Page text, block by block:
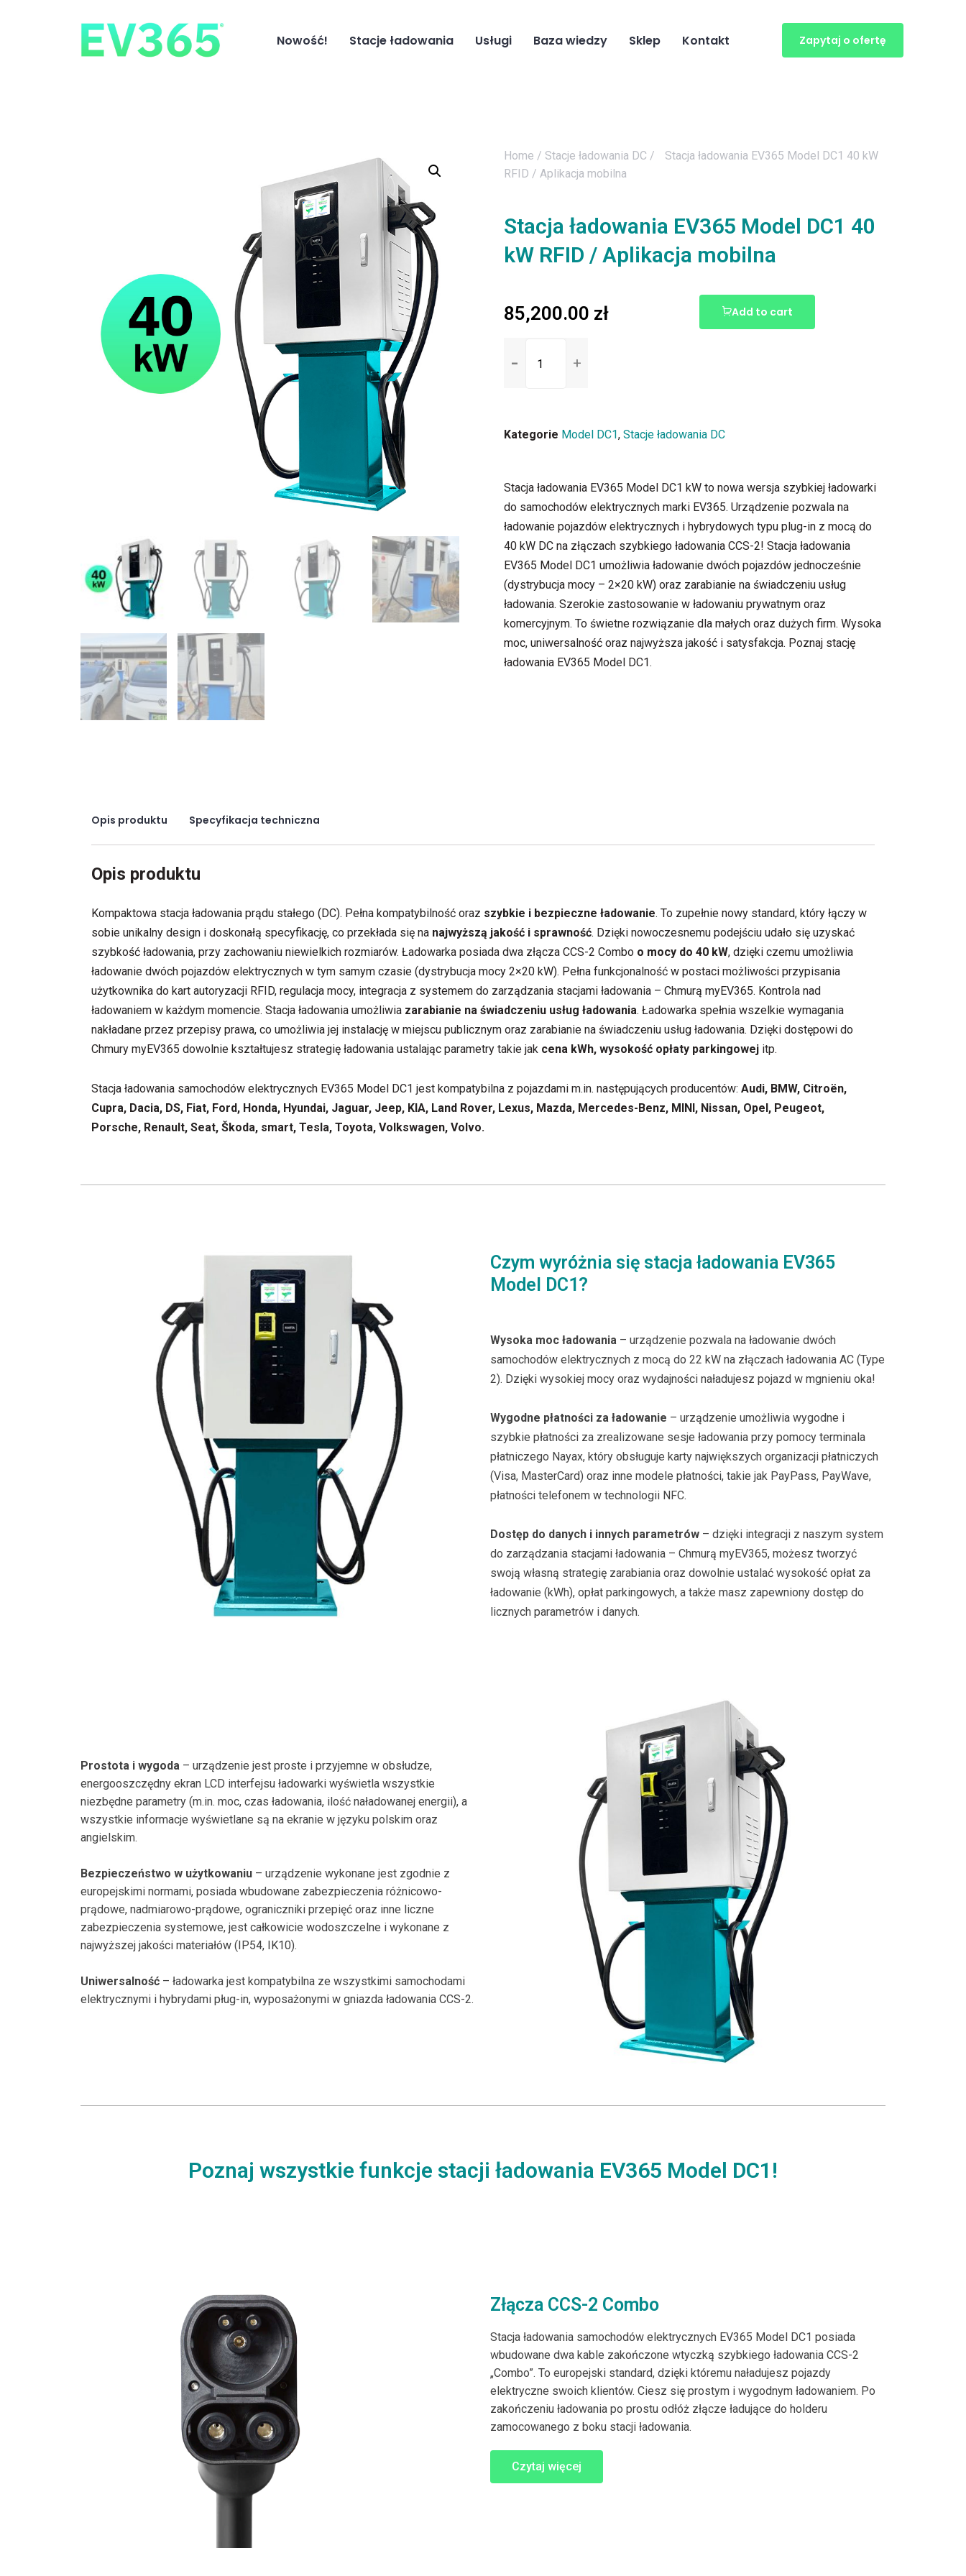
Nowość! Stacje ładowania Usługi Baza wiedzy Sklep Kontakt Zapytaj o ofertę
Home / Stacje ładowania DC /
Stacja ładowania EV365 Model DC1 40 kW
RFID / Aplikacja mobilna
Stacja ładowania EV365 Model DC1 40
kW RFID / Aplikacja mobilna
85,200.00 zł Add to cart
Kategorie Model DC1, Stacje ładowania DC
Stacja ładowania EV365 Model DC1 kW to nowa wersja szybkiej ładowarki
do samochodów elektrycznych marki EV365. Urządzenie pozwala na
ładowanie pojazdów elektrycznych i hybrydowych typu plug-in z mocą do
40 kW DC na złączach szybkiego ładowania CCS-2! Stacja ładowania
EV365 Model DC1 umożliwia ładowanie dwóch pojazdów jednocześnie
(dystrybucja mocy – 2×20 kW) oraz zarabianie na świadczeniu usług
ładowania. Szerokie zastosowanie w ładowaniu prywatnym oraz
komercyjnym. To świetne rozwiązanie dla małych oraz dużych firm. Wysoka
moc, uniwersalność oraz najwyższa jakość i satysfakcja. Poznaj stację
ładowania EV365 Model DC1.
Specyfikacja techniczna
Opis produktu
Kompaktowa stacja ładowania prądu stałego (DC). Pełna kompatybilność oraz szybkie i bezpieczne ładowanie. To zupełnie nowy standard, który łączy w
sobie unikalny design i doskonałą specyfikację, co przekłada się na najwyższą jakość i sprawność. Dzięki nowoczesnemu podejściu udało się uzyskać
szybkość ładowania, przy zachowaniu niewielkich rozmiarów. Ładowarka posiada dwa złącza CCS-2 Combo o mocy do 40 kW, dzięki czemu umożliwia
ładowanie dwóch pojazdów elektrycznych w tym samym czasie (dystrybucja mocy 2×20 kW). Pełna funkcjonalność w postaci możliwości przypisania
użytkownika do kart autoryzacji RFID, regulacja mocy, integracja z systemem do zarządzania stacjami ładowania – Chmurą myEV365. Kontrola nad
ładowaniem w każdym momencie. Stacja ładowania umożliwia zarabianie na świadczeniu usług ładowania. Ładowarka spełnia wszelkie wymagania
nakładane przez przepisy prawa, co umożliwia jej instalację w miejscu publicznym oraz zarabianie na świadczeniu usług ładowania. Dzięki dostępowi do
Chmury myEV365 dowolnie kształtujesz strategię ładowania ustalając parametry takie jak cena kWh, wysokość opłaty parkingowej itp.
Stacja ładowania samochodów elektrycznych EV365 Model DC1 jest kompatybilna z pojazdami m.in. następujących producentów: Audi, BMW, Citroën,
Cupra, Dacia, DS, Fiat, Ford, Honda, Hyundai, Jaguar, Jeep, KIA, Land Rover, Lexus, Mazda, Mercedes-Benz, MINI, Nissan, Opel, Peugeot,
Porsche, Renault, Seat, Škoda, smart, Tesla, Toyota, Volkswagen, Volvo.
Czym wyróżnia się stacja ładowania EV365
Model DC1?
Wysoka moc ładowania – urządzenie pozwala na ładowanie dwóch
samochodów elektrycznych z mocą do 22 kW na złączach ładowania AC (Type
2). Dzięki wysokiej mocy oraz wydajności naładujesz pojazd w mgnieniu oka!
Wygodne płatności za ładowanie – urządzenie umożliwia wygodne i
szybkie płatności za zrealizowane sesje ładowania przy pomocy terminala
płatniczego Nayax, który obsługuje karty największych organizacji płatniczych
(Visa, MasterCard) oraz inne modele płatności, takie jak PayPass, PayWave,
płatności telefonem w technologii NFC.
Dostęp do danych i innych parametrów – dzięki integracji z naszym system
do zarządzania stacjami ładowania – Chmurą myEV365, możesz tworzyć
swoją własną strategię zarabiania oraz dowolnie ustalać wysokość opłat za
ładowanie (kWh), opłat parkingowych, a także masz zapewniony dostęp do
licznych parametrów i danych.
Prostota i wygoda – urządzenie jest proste i przyjemne w obsłudze,
energooszczędny ekran LCD interfejsu ładowarki wyświetla wszystkie
niezbędne parametry (m.in. moc, czas ładowania, ilość naładowanej energii), a
wszystkie informacje wyświetlane są na ekranie w języku polskim oraz
angielskim.
Bezpieczeństwo w użytkowaniu – urządzenie wykonane jest zgodnie z
europejskimi normami, posiada wbudowane zabezpieczenia różnicowo-
prądowe, nadmiarowo-prądowe, ograniczniki przepięć oraz inne liczne
zabezpieczenia systemowe, jest całkowicie wodoszczelne i wykonane z
najwyższej jakości materiałów (IP54, IK10).
Uniwersalność – ładowarka jest kompatybilna ze wszystkimi samochodami
elektrycznymi i hybrydami pług-in, wyposażonymi w gniazda ładowania CCS-2.
Poznaj wszystkie funkcje stacji ładowania EV365 Model DC1!
Złącza CCS-2 Combo
Stacja ładowania samochodów elektrycznych EV365 Model DC1 posiada
wbudowane dwa kable zakończone wtyczką szybkiego ładowania CCS-2
„Combo”. To europejski standard, dzięki któremu naładujesz pojazdy
elektryczne swoich klientów. Ciesz się prostym i wygodnym ładowaniem. Po
zakończeniu ładowania po prostu odłóż złącze ładujące do holderu
zamocowanego z boku stacji ładowania.
Czytaj więcej